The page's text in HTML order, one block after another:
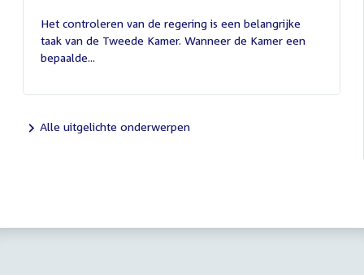
juli
2026
Het controleren van de regering is een belangrijke
taak van de Tweede Kamer. Wanneer de Kamer een
bepaalde...
Alle uitgelichte onderwerpen